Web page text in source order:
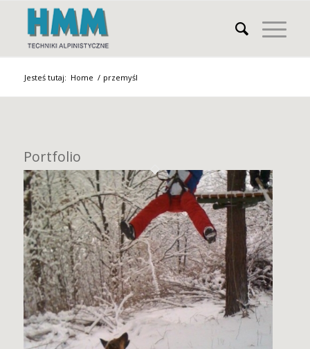
Jesteś tutaj: Home / przemyśl
Portfolio